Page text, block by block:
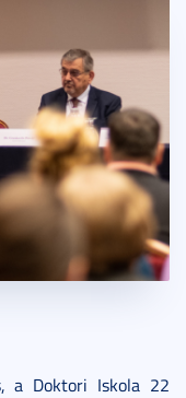
a Doktori Iskola 22